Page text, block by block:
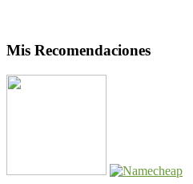
Mis Recomendaciones